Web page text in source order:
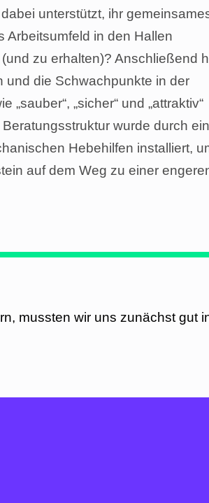
unterstützt, ihr
in den Hallen
zu erhalten)? Anschließend
und die Schwachpunkte in der
„sicher“ und „attraktiv“
wurde durch ein
Hebehilfen installiert,
auf dem Weg zu einer
mussten wir uns zunächst gut